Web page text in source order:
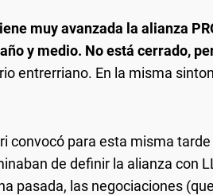
muy avanzada la alianza
y medio. No está cerrado,
entrerriano. En la misma
convocó para esta misma
de definir la alianza con
pasada, las negociaciones